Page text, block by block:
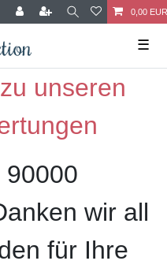
0,00 EUR
☰
unseren
90000
wir all
für Ihre